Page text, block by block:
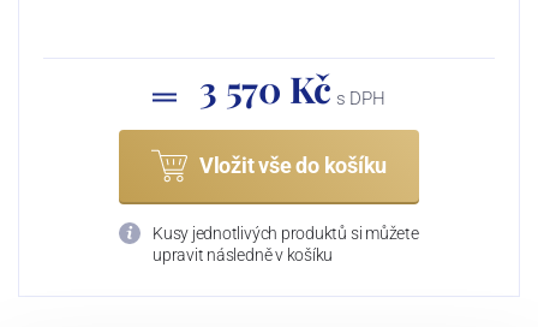
3 570 Kč s DPH
Vložit vše do košíku
Kusy jednotlivých produktů si můžete
upravit následně v košíku